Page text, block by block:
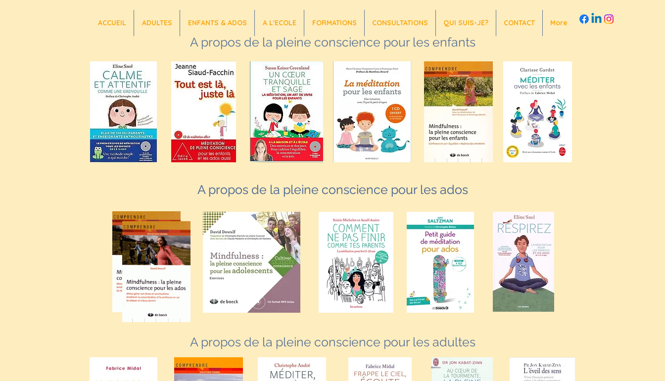
ACCUEIL ADULTES ENFANTS & ADOS A L'ECOLE FORMATIONS CONSULTATIONS QUI SUIS-JE? CONTACT More
A propos de la pleine conscience pour les enfants
A propos de la pleine conscience pour les ados
A propos de la pleine conscience pour les ados
A propos de la pleine conscience pour les adultes